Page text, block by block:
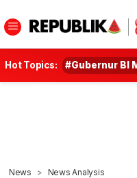
Hot Topics: #Gubernur BI
News News Analysis